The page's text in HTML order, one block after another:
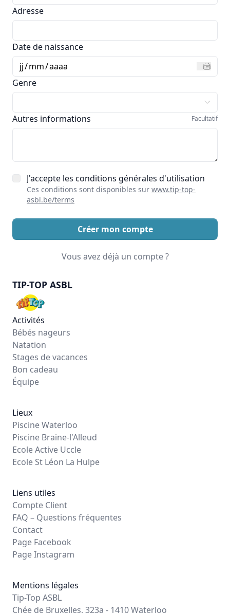
Adresse
Date de naissance
jj/mm/aaaa
Genre
Autres informations Facultatif
J'accepte les conditions générales d'utilisation
Ces conditions sont disponibles sur www.tip-top-
asbl.be/terms
Créer mon compte
Vous avez déjà un compte ?
TIP-TOP ASBL
Activités
Bébés nageurs
Natation
Stages de vacances
Bon cadeau
Équipe
Lieux
Piscine Waterloo
Piscine Braine-l'Alleud
Ecole Active Uccle
Ecole St Léon La Hulpe
Liens utiles
Compte Client
FAQ – Questions fréquentes
Contact
Page Facebook
Page Instagram
Mentions légales
Tip-Top ASBL
Chée de Bruxelles, 323a - 1410 Waterloo